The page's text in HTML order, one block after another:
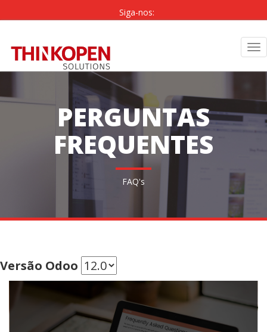
Siga-nos:
PERGUNTAS
FREQUENTES
FAQ's
Versão Odoo